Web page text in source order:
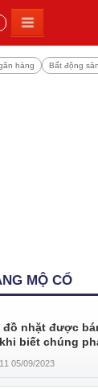
hàng Bất động sản
MỘ CỔ
đồ nhặt được
biết chúng
05/09/2023